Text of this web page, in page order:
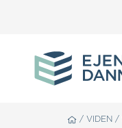
/ VIDEN/